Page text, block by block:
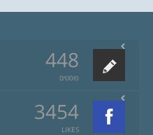
448
פוסטים
3454
LIKES